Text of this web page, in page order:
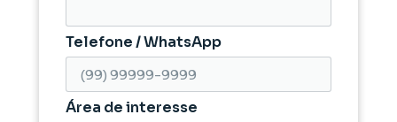
Telefone / WhatsApp
Área de interesse